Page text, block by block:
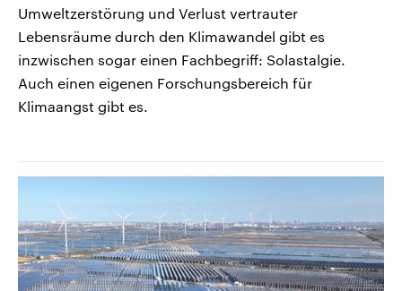
Umweltzerstörung und Verlust vertrauter
Lebensräume durch den Klimawandel gibt es
inzwischen sogar einen Fachbegriff: Solastalgie.
Auch einen eigenen Forschungsbereich für
Klimaangst gibt es.